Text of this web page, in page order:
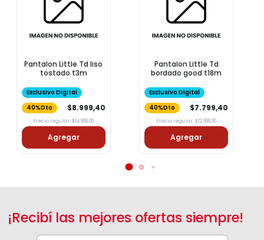
Pantalon Little Td liso
tostado t3m
Exclusivo Digital
40%Dto
$8.999,40
Precio regular: $14.999,00
Agregar
Pantalon Little Td
bordado good t18m
Exclusivo Digital
40%Dto
$7.799,40
Precio regular: $12.999,00
Agregar
¡Recibí las mejores ofertas siempre!